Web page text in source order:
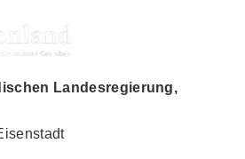
Landesregierung,